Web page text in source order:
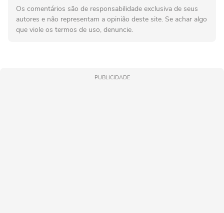
Os comentários são de responsabilidade exclusiva de seus
autores e não representam a opinião deste site. Se achar algo
que viole os termos de uso, denuncie.
PUBLICIDADE